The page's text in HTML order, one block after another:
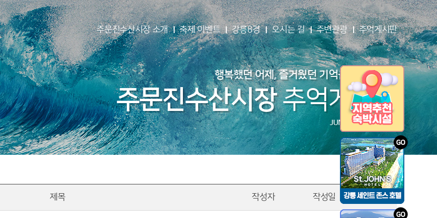
주문진수산시장 소개 축제 이벤트 강릉8경 오시는 길 주변관광 추억게시판
행복했던 어제, 즐거웠던 기억을 남겨보세요
주문진수산시장추억게시판
JUMUNJIN-MARKET
제목 작성자 작성일 조회수